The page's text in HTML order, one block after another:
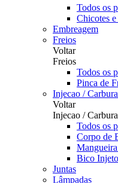
Todos os
Chicotes
Embreagem
Freios
Voltar
Freios
Todos os
Pinca de
Injecao /
Voltar
Injecao /
Todos os
Corpo de
Bico
Juntas
Lâmpadas